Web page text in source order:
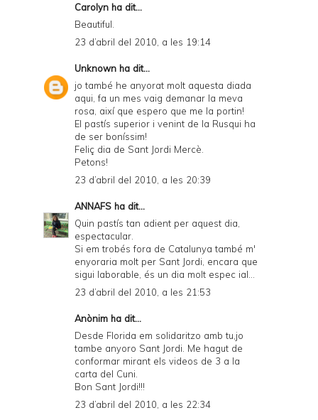
Carolyn ha dit...
Beautiful.
23 d’abril del 2010, a les 19:14
Unknown ha dit...
jo també he anyorat molt aquesta diada
aqui, fa un mes vaig demanar la meva
rosa, així que espero que me la portin!
El pastís superior i venint de la Rusqui ha
de ser boníssim!
Feliç dia de Sant Jordi Mercè.
Petons!
23 d’abril del 2010, a les 20:39
ANNAFS ha dit...
Quin pastís tan adient per aquest dia,
espectacular.
Si em trobés fora de Catalunya també m'
enyoraria molt per Sant Jordi, encara que
sigui laborable, és un dia molt espec ial...
23 d’abril del 2010, a les 21:53
Anònim ha dit...
Desde Florida em solidaritzo amb tu,jo
tambe anyoro Sant Jordi. Me hagut de
conformar mirant els videos de 3 a la
carta del Cuni.
Bon Sant Jordi!!!
23 d’abril del 2010, a les 22:34